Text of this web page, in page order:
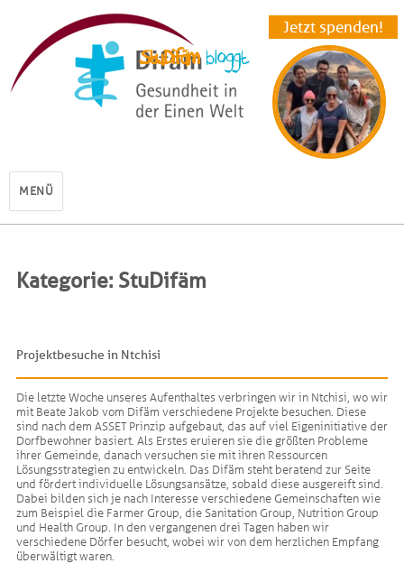
Jetzt spenden!
StuDifäm
MENÜ
Kategorie: StuDifäm
Projektbesuche in Ntchisi
Die letzte Woche unseres Aufenthaltes verbringen wir in Ntchisi, wo wir
mit Beate Jakob vom Difäm verschiedene Projekte besuchen. Diese
sind nach dem ASSET Prinzip aufgebaut, das auf viel Eigeninitiative der
Dorfbewohner basiert. Als Erstes eruieren sie die größten Probleme
ihrer Gemeinde, danach versuchen sie mit ihren Ressourcen
Lösungsstrategien zu entwickeln. Das Difäm steht beratend zur Seite
und fördert individuelle Lösungsansätze, sobald diese ausgereift sind.
Dabei bilden sich je nach Interesse verschiedene Gemeinschaften wie
zum Beispiel die Farmer Group, die Sanitation Group, Nutrition Group
und Health Group. In den vergangenen drei Tagen haben wir
verschiedene Dörfer besucht, wobei wir von dem herzlichen Empfang
überwältigt waren.